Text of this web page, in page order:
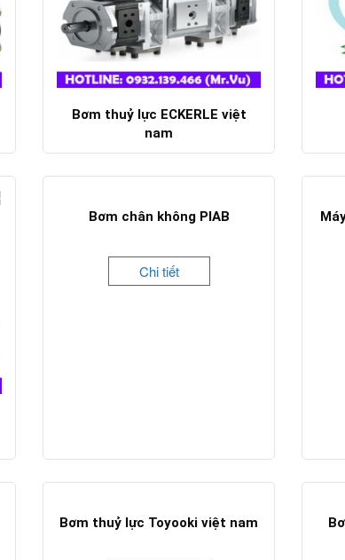
Bơm thuỷ lực ECKERLE việt
nam
Bơm chân không PIAB
Chi tiết
Bơm thuỷ lực Toyooki việt nam